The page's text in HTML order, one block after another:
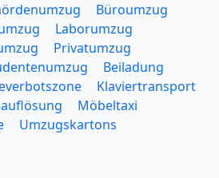
Büroumzug
Laborumzug
Privatumzug
Beiladung
Klaviertransport
Möbeltaxi
Umzugskartons